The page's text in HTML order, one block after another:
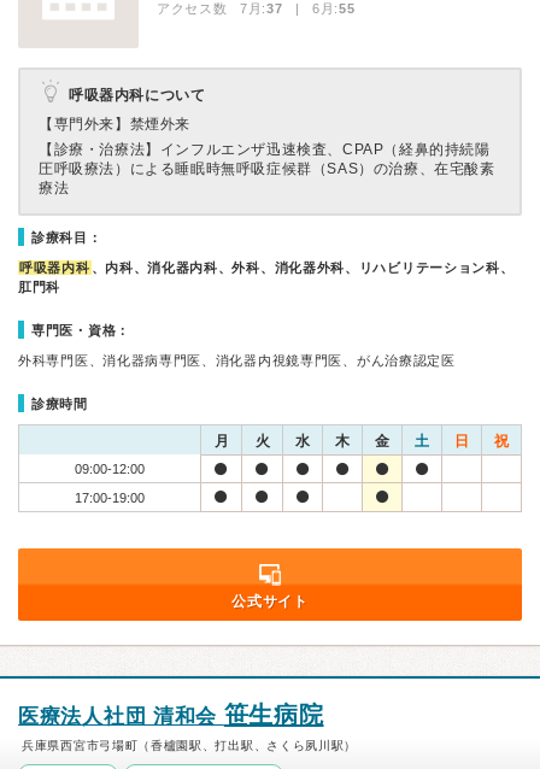
アクセス数 7月:37 | 6月:55
呼吸器内科について
【専門外来】 禁煙外来
【診療・治療法】 インフルエンザ迅速検査、CPAP（経鼻的持続陽
圧呼吸療法）による睡眠時無呼吸症候群（SAS）の治療、在宅酸素
療法
診療科目：
呼吸器内科 、内科、消化器内科、外科、消化器外科、リハビリテーション科、
肛門科
専門医・資格：
外科専門医、消化器病専門医、消化器内視鏡専門医、がん治療認定医
診療時間
月 火 水 木 金 土 日 祝
09:00-12:00
17:00-19:00
公式サイト
医療法人社団 清和会 笹生病院
兵庫県西宮市弓場町（香櫨園駅、打出駅、さくら夙川駅）